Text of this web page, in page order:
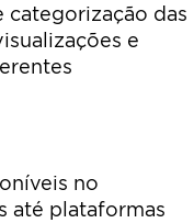
categorização das
e
no
até plataformas